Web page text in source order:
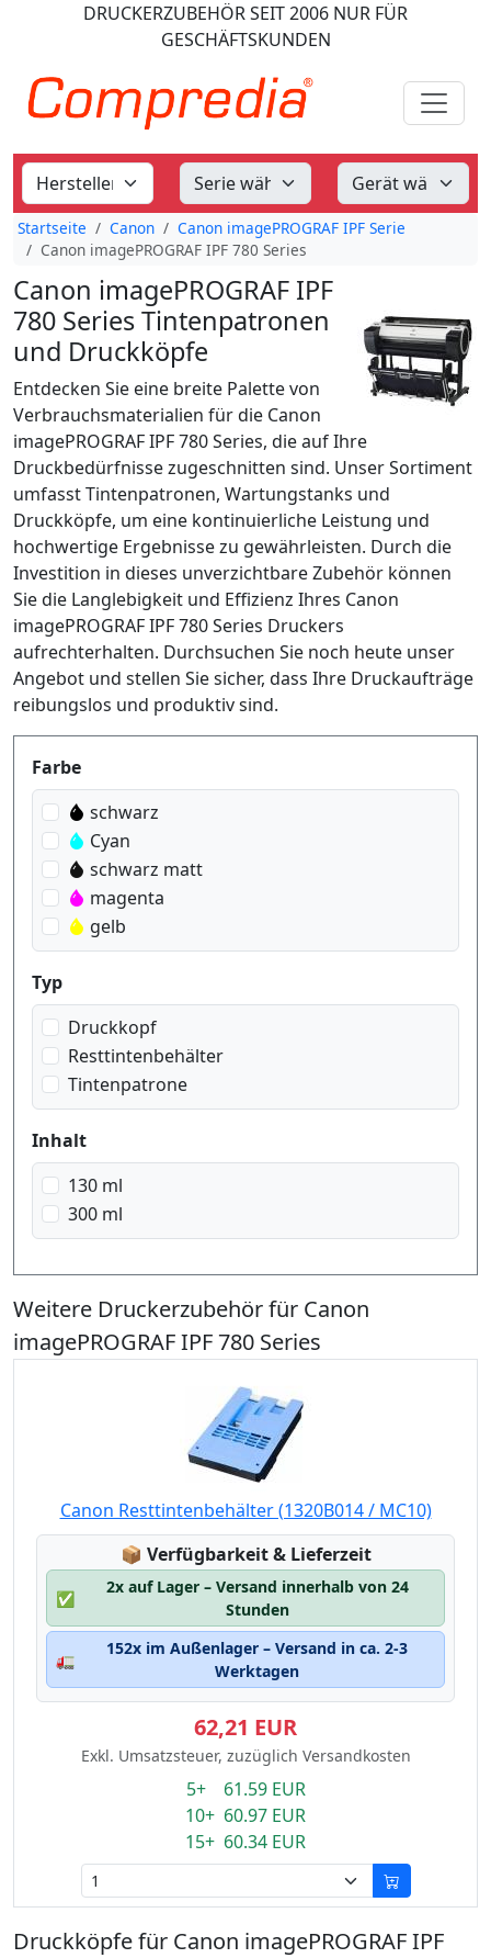
DRUCKERZUBEHÖRSEIT 2006 NUR FÜR
GESCHÄFTSKUNDEN
Startseite Canon
Canon imagePROGRAF IPF Serie
Canon imagePROGRAF IPF 780 Series
Canon imagePROGRAF IPF
780 Series Tintenpatronen
und Druckköpfe
Entdecken Sie eine breite Palette von
Verbrauchsmaterialien für die Canon
imagePROGRAF IPF 780 Series, die auf Ihre
Druckbedürfnisse zugeschnitten sind. Unser Sortiment
umfasst Tintenpatronen, Wartungstanks und
Druckköpfe, um eine kontinuierliche Leistung und
hochwertige Ergebnisse zu gewährleisten. Durch die
Investition in dieses unverzichtbare Zubehör können
Sie die Langlebigkeit und Effizienz Ihres Canon
imagePROGRAF IPF 780 Series Druckers
aufrechterhalten. Durchsuchen Sie noch heute unser
Angebot und stellen Sie sicher, dass Ihre Druckaufträge
reibungslos und produktiv sind.
Produktfilter
Farbe
schwarz
Cyan
schwarz matt
magenta
gelb
Typ
Druckkopf
Resttintenbehälter
Tintenpatrone
Inhalt
130 ml
300 ml
Weitere Druckerzubehör für Canon
imagePROGRAF IPF 780 Series
Canon Resttintenbehälter (1320B014 / MC10)
📦 Lagerstatus:
Verfügbarkeit & Lieferzeit
✅
2x auf Lager – Versand innerhalb von 24
Stunden
🚛
152x im Außenlager – Versand in ca. 2-3
Werktagen
62,21 EUR
Exkl. Umsatzsteuer, zuzüglich Versandkosten
5+ 61.59 EUR
10+ 60.97 EUR
15+ 60.34 EUR
Druckköpfe für Canon imagePROGRAF IPF